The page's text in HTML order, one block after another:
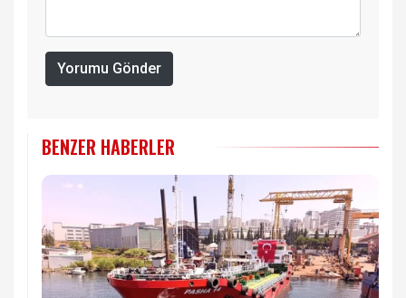
Yorumu Gönder
BENZER HABERLER